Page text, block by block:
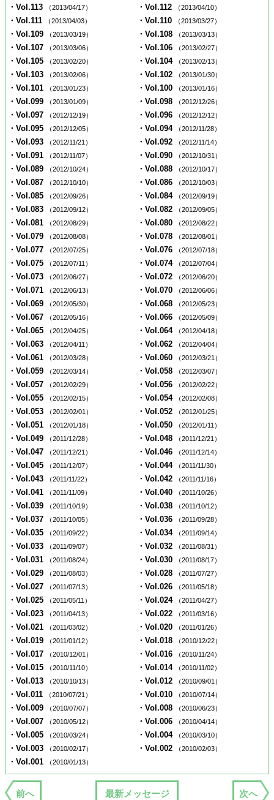
・Vol.113 （2013/04/17） ・Vol.112 （2013/04/10）
・Vol.111 （2013/04/03） ・Vol.110 （2013/03/27）
・Vol.109 （2013/03/19） ・Vol.108 （2013/03/13）
・Vol.107 （2013/03/06） ・Vol.106 （2013/02/27）
・Vol.105 （2013/02/20） ・Vol.104 （2013/02/13）
・Vol.103 （2013/02/06） ・Vol.102 （2013/01/30）
・Vol.101 （2013/01/23） ・Vol.100 （2013/01/16）
・Vol.099 （2013/01/09） ・Vol.098 （2012/12/26）
・Vol.097 （2012/12/19） ・Vol.096 （2012/12/12）
・Vol.095 （2012/12/05） ・Vol.094 （2012/11/28）
・Vol.093 （2012/11/21） ・Vol.092 （2012/11/14）
・Vol.091 （2012/11/07） ・Vol.090 （2012/10/31）
・Vol.089 （2012/10/24） ・Vol.088 （2012/10/17）
・Vol.087 （2012/10/10） ・Vol.086 （2012/10/03）
・Vol.085 （2012/09/26） ・Vol.084 （2012/09/19）
・Vol.083 （2012/09/12） ・Vol.082 （2012/09/05）
・Vol.081 （2012/08/29） ・Vol.080 （2012/08/22）
・Vol.079 （2012/08/08） ・Vol.078 （2012/08/01）
・Vol.077 （2012/07/25） ・Vol.076 （2012/07/18）
・Vol.075 （2012/07/11） ・Vol.074 （2012/07/04）
・Vol.073 （2012/06/27） ・Vol.072 （2012/06/20）
・Vol.071 （2012/06/13） ・Vol.070 （2012/06/06）
・Vol.069 （2012/05/30） ・Vol.068 （2012/05/23）
・Vol.067 （2012/05/16） ・Vol.066 （2012/05/09）
・Vol.065 （2012/04/25） ・Vol.064 （2012/04/18）
・Vol.063 （2012/04/11） ・Vol.062 （2012/04/04）
・Vol.061 （2012/03/28） ・Vol.060 （2012/03/21）
・Vol.059 （2012/03/14） ・Vol.058 （2012/03/07）
・Vol.057 （2012/02/29） ・Vol.056 （2012/02/22）
・Vol.055 （2012/02/15） ・Vol.054 （2012/02/08）
・Vol.053 （2012/02/01） ・Vol.052 （2012/01/25）
・Vol.051 （2012/01/18） ・Vol.050 （2012/01/11）
・Vol.049 （2011/12/28） ・Vol.048 （2011/12/21）
・Vol.047 （2011/12/21） ・Vol.046 （2011/12/14）
・Vol.045 （2011/12/07） ・Vol.044 （2011/11/30）
・Vol.043 （2011/11/22） ・Vol.042 （2011/11/16）
・Vol.041 （2011/11/09） ・Vol.040 （2011/10/26）
・Vol.039 （2011/10/19） ・Vol.038 （2011/10/12）
・Vol.037 （2011/10/05） ・Vol.036 （2011/09/28）
・Vol.035 （2011/09/22） ・Vol.034 （2011/09/14）
・Vol.033 （2011/09/07） ・Vol.032 （2011/08/31）
・Vol.031 （2011/08/24） ・Vol.030 （2011/08/17）
・Vol.029 （2011/08/03） ・Vol.028 （2011/07/27）
・Vol.027 （2011/07/13） ・Vol.026 （2011/05/18）
・Vol.025 （2011/05/11） ・Vol.024 （2011/04/27）
・Vol.023 （2011/04/13） ・Vol.022 （2011/03/16）
・Vol.021 （2011/03/02） ・Vol.020 （2011/01/26）
・Vol.019 （2011/01/12） ・Vol.018 （2010/12/22）
・Vol.017 （2010/12/01） ・Vol.016 （2010/11/24）
・Vol.015 （2010/11/10） ・Vol.014 （2010/11/02）
・Vol.013 （2010/10/13） ・Vol.012 （2010/09/01）
・Vol.011 （2010/07/21） ・Vol.010 （2010/07/14）
・Vol.009 （2010/07/07） ・Vol.008 （2010/06/23）
・Vol.007 （2010/05/12） ・Vol.006 （2010/04/14）
・Vol.005 （2010/03/24） ・Vol.004 （2010/03/10）
・Vol.003 （2010/02/17） ・Vol.002 （2010/02/03）
・Vol.001 （2010/01/13）
前へ 最新メッセージ 次へ